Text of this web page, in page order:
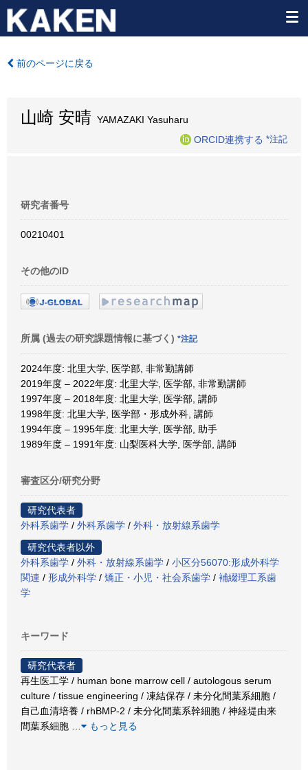
前のページに戻る
山崎 安晴 YAMAZAKI Yasuharu
ORCID連携する *注記
研究者番号
00210401
その他のID
所属 (過去の研究課題情報に基づく) *注記
2024年度: 北里大学, 医学部, 非常勤講師
2019年度 – 2022年度: 北里大学, 医学部, 非常勤講師
1997年度 – 2018年度: 北里大学, 医学部, 講師
1998年度: 北里大学, 医学部・形成外科, 講師
1994年度 – 1995年度: 北里大学, 医学部, 助手
1989年度 – 1991年度: 山梨医科大学, 医学部, 講師
審査区分/研究分野
研究代表者
外科系歯学 / 外科系歯学 / 外科・放射線系歯学
研究代表者以外
外科系歯学 / 外科・放射線系歯学 / 小区分56070:形成外科学
関連 / 形成外科学 / 矯正・小児・社会系歯学 / 補綴理工系歯
学
キーワード
研究代表者
再生医工学 / human bone marrow cell / autologous serum
culture / tissue engineering / 凍結保存 / 未分化間葉系細胞 /
自己血清培養 / rhBMP-2 / 未分化間葉系幹細胞 / 神経堤由来
間葉系細胞
もっと見る